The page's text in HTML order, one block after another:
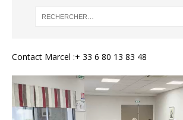
Contact Marcel :+ 33 6 80 13 83 48